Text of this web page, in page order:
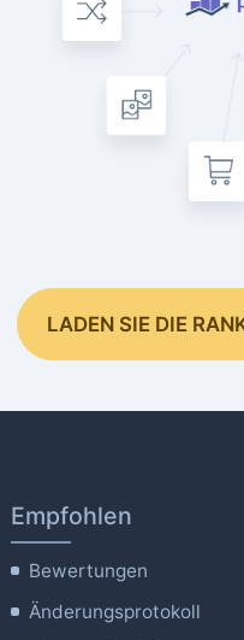
LADEN SIE DIE
Empfohlen
Bewertungen
Änderungsprotokoll